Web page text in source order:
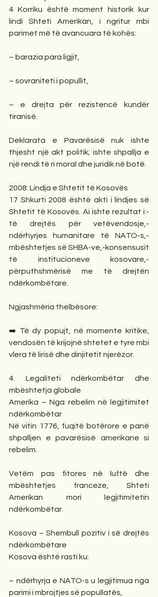
4 Korriku është moment historik kur
lindi Shteti Amerikan, i ngritur mbi
parimet më të avancuara të kohës:
– barazia para ligjit,
– sovraniteti i popullit,
– e drejta për rezistencë kundër
tiranisë.
Deklarata e Pavarësisë nuk ishte
thjesht një akt politik; ishte shpallja e
një rendi të ri moral dhe juridik në botë.
2008: Lindja e Shtetit të Kosovës
17 Shkurti 2008 është akti i lindjes së
Shtetit të Kosovës. Ai ishte rezultat i:-
të drejtës për vetëvendosje,-
ndërhyrjes humanitare të NATO-s,-
mbështetjes së SHBA-ve,-konsensusit
të institucioneve kosovare,-
përputhshmërisë me të drejtën
ndërkombëtare.
Ngjashmëria thelbësore:
➡️ Të dy popujt, në momente kritike,
vendosën të krijojnë shtetet e tyre mbi
vlera të lirisë dhe dinjitetit njerëzor.
4. Legaliteti ndërkombëtar dhe
mbështetja globale
Amerika – Nga rebelim në legjitimitet
ndërkombëtar
Në vitin 1776, fuqitë botërore e panë
shpalljen e pavarësisë amerikane si
rebelim.
Vetëm pas fitores në luftë dhe
mbështetjes franceze, Shteti
Amerikan mori legjitimitetin
ndërkombëtar.
Kosova – Shembull pozitiv i së drejtës
ndërkombëtare
Kosova është rasti ku:
– ndërhyrja e NATO-s u legjitimua nga
parimi i mbrojtjes së popullatës,